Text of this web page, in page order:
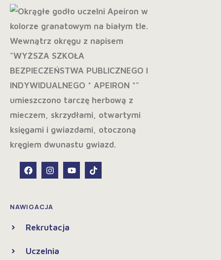
NAWIGACJA
Rekrutacja
Uczelnia